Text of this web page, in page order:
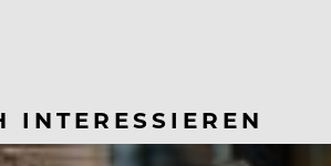
INTERESSIEREN